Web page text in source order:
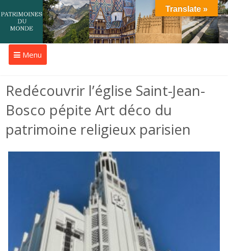
Menu
Redécouvrir l’église Saint-Jean-
Bosco pépite Art déco du
patrimoine religieux parisien
Translate »